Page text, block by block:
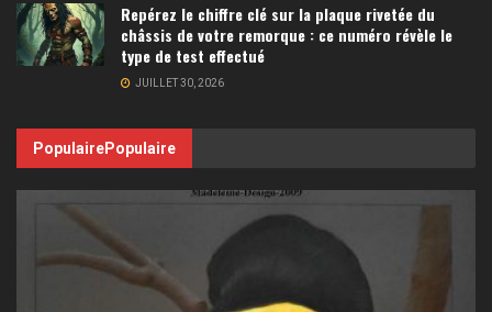
Repérez le chiffre clé sur la plaque rivetée du
châssis de votre remorque : ce numéro révèle le
type de test effectué
JUILLET 30, 2026
PopulairePopulaire